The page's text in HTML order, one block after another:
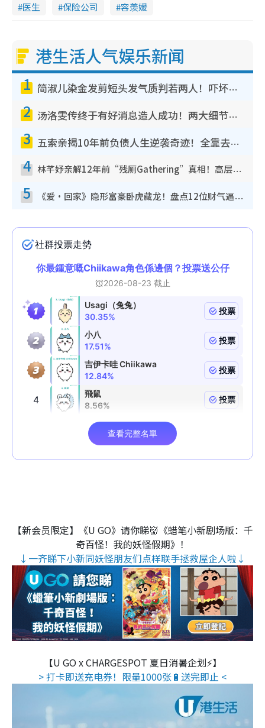
医生
保险公司 容羡媛
港生活人气娱乐新闻
1 简淑儿染金发剪短头发气质判若两人！吓坏老公麦大力都认不出：“你做什么？”
2 汤洛雯传终于有好消息造人成功！两大细节曝孕味极浓引猜测：大肚婆先会咁！
3 五索亲揭10年前负债人生逆袭奇迹！全靠去一地方转运后即遇上马先生
4 林芊妤亲解12年前“残厕Gathering”真相！高层解约一句话重创尊严，至今拒返TVB
5 《爱·回家》隐形富豪卧虎藏龙！盘点12位财气逼人的有钱艺人：这位美女3亿身家不愁做
【新会员限定】《U GO》请你睇👹《蜡笔小新剧场版：千
奇百怪！我的妖怪假期》！
↓一齐睇下小新同妖怪朋友们点样联手拯救屋企人啦↓
【U GO x CHARGESPOT 夏日消暑企划⚡】
> 打卡即送充电券！限量1000张🔋送完即止 <